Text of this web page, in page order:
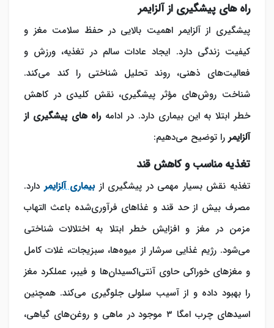
راه های پیشگیری از آلزایمر
پیشگیری از آلزایمر اهمیت بالایی در حفظ سلامت مغز و
کیفیت زندگی دارد. ایجاد عادات سالم در تغذیه، ورزش و
فعالیت‌های ذهنی، روند تحلیل شناختی را کند می‌کند.
شناخت روش‌های مؤثر پیشگیری، نقش کلیدی در کاهش
خطر ابتلا به این بیماری دارد. در ادامهراه‎ های پیشگیری از
آلزایمررا توضیح می‎‌دهیم:
تغذیه مناسب و کاهش قند
تغذیه نقش بسیار مهمی در پیشگیری ازبیماری آلزایمردارد.
مصرف بیش از حد قند و غذاهای فرآوری‌شده باعث التهاب
مزمن در مغز و افزایش خطر ابتلا به اختلالات شناختی
می‌شود. رژیم غذایی سرشار از میوه‌ها، سبزیجات، غلات کامل
و مغزهای خوراکی حاوی آنتی‌اکسیدان‌ها و فیبر، عملکرد مغز
را بهبود داده و از آسیب سلولی جلوگیری می‌کند. همچنین
اسیدهای چرب امگا ۳ موجود در ماهی و روغن‌های گیاهی،